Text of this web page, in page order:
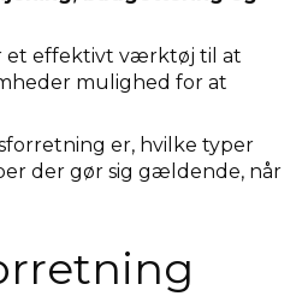
et effektivt værktøj til at
mulighed for at
er, hvilke typer
der gør sig gældende, når